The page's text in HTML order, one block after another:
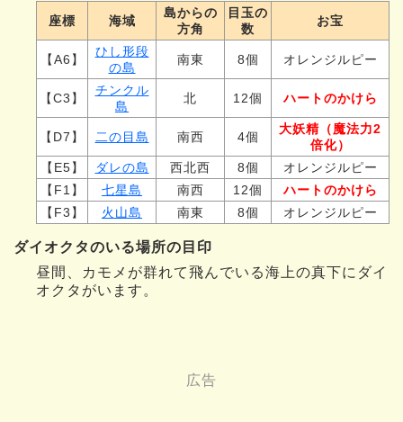
座標 海域
島からの
方角
目玉の
数
お宝
【A6】
ひし形段
の島
南東 8個 オレンジルピー
【C3】
チンクル
島
北 12個 ハートのかけら
【D7】 二の目島 南西 4個
大妖精（魔法力2
倍化）
【E5】
ダレの島 西北西 8個
オレンジルピー
【F1】
七星島 南西 12個
ハートのかけら
【F3】
火山島 南東 8個 オレンジルピー
ダイオクタのいる場所の目印
昼間、カモメが群れて飛んでいる海上の真下にダイ
オクタがいます。